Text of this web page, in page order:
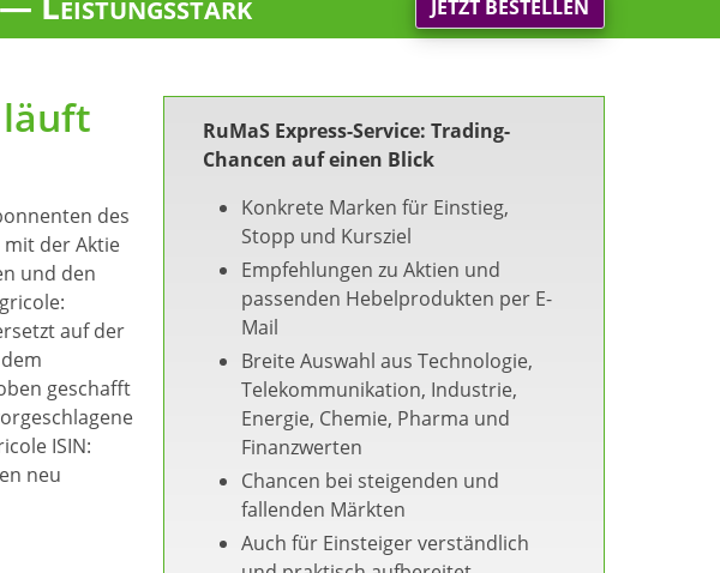
JETZT BESTELLEN
läuft
des
mit der Aktie
und den
auf der
geschafft
ISIN:
neu
RuMaS Express-Service: Trading-
Chancen auf einen Blick
Konkrete Marken für Einstieg,
Stopp und Kursziel
Empfehlungen zu Aktien und
passenden Hebelprodukten per E-
Mail
Breite Auswahl aus Technologie,
Telekommunikation, Industrie,
Energie, Chemie, Pharma und
Finanzwerten
Chancen bei steigenden und
fallenden Märkten
Auch für Einsteiger verständlich